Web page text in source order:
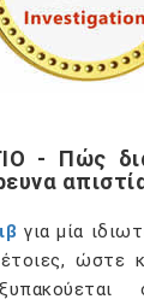
- Πώς
για μία
ώστε